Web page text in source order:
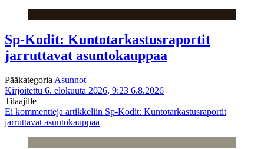
Sp-Kodit: Kuntotarkastusraportit
jarruttavat asuntokauppaa
PääkategoriaAsunnot
Kirjoitettu 6. elokuuta 2026, 9:23 6.8.2026
Tilaajille
Ei kommentteja artikkeliin Sp-Kodit: Kuntotarkastusraportit
jarruttavat asuntokauppaa